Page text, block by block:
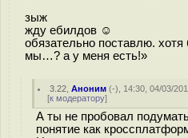
зыж
жду ебилдов ☺
обязательно поставлю.
мы…? а у меня есть!»
3.22 ,Аноним (-), 14:30, 04/03/
[к модератору]
А ты не пробовал
понятие как